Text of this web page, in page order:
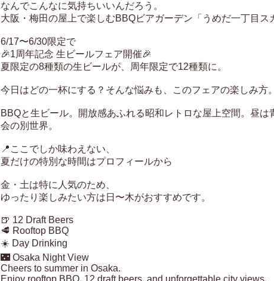
なんでこんなに気持ちいいんだろう。
大阪・梅田の屋上で楽しむBBQビアガーデン「うめだ一丁目ス
6/17〜6/30限定で
🎉1周年記念 生ビールフェア開催🎉
夏限定の8種類の生ビールが、周年限定で12種類に。
今日はどの一杯にする？そんな悩みも、このフェアの楽しみ方
BBQと生ビール。開放感あふれる昭和レトロな屋上空間。昼は
会の別世界。
📍ここでしか味わえない、
夏だけの特別な時間はプロフィールから
金・土は特に人気のため、
ゆったり楽しみたい方は日〜木がおすすめです。
🍺 12 Draft Beers
🥩 Rooftop BBQ
☀️ Day Drinking
🌃 Osaka Night View
Cheers to summer in Osaka.
Enjoy rooftop BBQ, 12 draft beers, and unforgettable city views.